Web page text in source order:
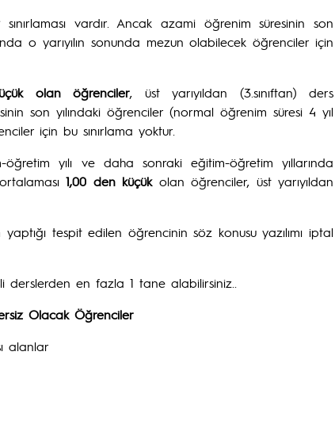
sınırlaması vardır. Ancak azami öğrenim süresinin son
o yarıyılın sonunda mezun olabilecek öğrenciler için
olan öğrenciler, üst yarıyıldan (3.sınıftan) ders
son yılındaki öğrenciler (normal öğrenim süresi 4 yıl
için bu sınırlama yoktur.
öğretim yılı ve daha sonraki eğitim-öğretim yıllarında
1,00 den küçükolan öğrenciler, üst yarıyıldan
yaptığı tespit edilen öğrencinin söz konusu yazılımı iptal
en fazla 1 tane alabilirsiniz..
Olacak Öğrenciler
alanlar